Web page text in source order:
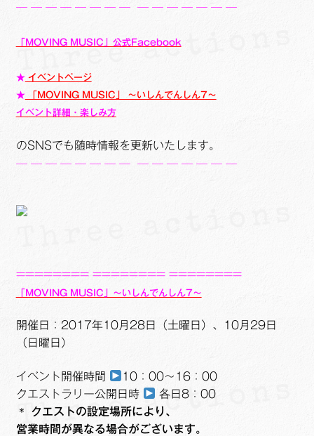
— — — — — — — —— — — — — — —
「MOVING MUSIC」公式Facebook
★イベントページ
★「MOVING MUSIC」 ～いしんでんしん7～
イベント詳細・楽しみ方
のSNSでも随時情報を更新いたします。
— — — — — — — —— — — — — — —
========================
「MOVING MUSIC」～いしんでんしん7～
開催日：2017年10月28日（土曜日）、10月29日
（日曜日）
イベント開催時間
10：00～16：00
クエストラリー公開日時
各日8：00
＊
クエストの設定場所により、
営業時間が異なる場合がございます。